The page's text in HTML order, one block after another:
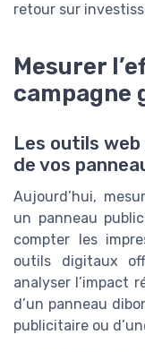
retour sur
Mesurer
campagne
Les outils
de vos
Aujourd’hui,
un panneau
compter les
outils digitaux
analyser l’impact
d’un panneau
publicitaire ou